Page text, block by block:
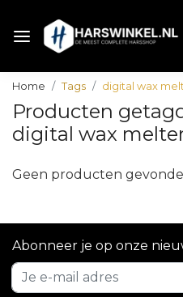
Home Tags digital wax
Producten
digital wax
Geen producten
Abonneer je op onze